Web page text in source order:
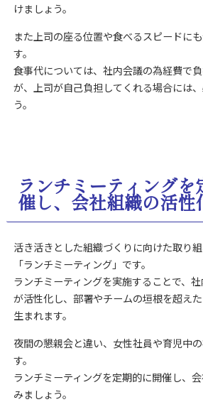
けましょう。
また上司の座る位置や食べるスピードに
す。
食事代については、社内会議の為経費で
が、上司が自己負担してくれる場合には
う。
ランチミーティングを
催し、会社組織の活性
活き活きとした組織づくりに向けた取り
「ランチミーティング」です。
ランチミーティングを実施することで、
が活性化し、部署やチームの垣根を超え
生まれます。
夜間の懇親会と違い、女性社員や育児中
す。
ランチミーティングを定期的に開催し、
みましょう。